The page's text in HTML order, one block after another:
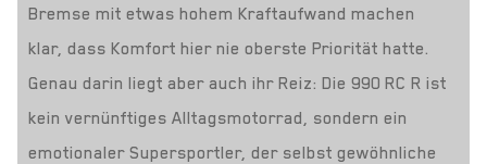
Bremse mit etwas hohem Kraftaufwand machen
klar, dass Komfort hier nie oberste Priorität hatte.
Genau darin liegt aber auch ihr Reiz: Die 990 RC R ist
kein vernünftiges Alltagsmotorrad, sondern ein
emotionaler Supersportler, der selbst gewöhnliche